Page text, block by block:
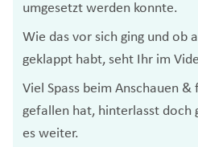
umgesetzt werden konnte.
Wie das vor sich ging und ob
geklappt habt, seht Ihr im
Viel Spass beim Anschauen &
gefallen hat, hinterlasst doch
es weiter.